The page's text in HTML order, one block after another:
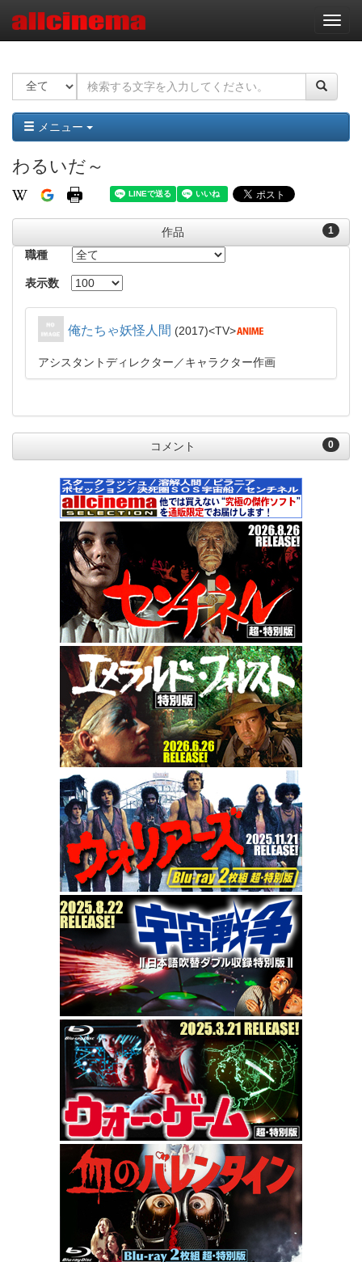
ナ
ビ
ー
ョ
ン
メニュー
わるいだ～
1
作品
職種
表示数
俺たちゃ妖怪人間 2017 TV
アシスタントディレクター キャラクター作画
0
コメント